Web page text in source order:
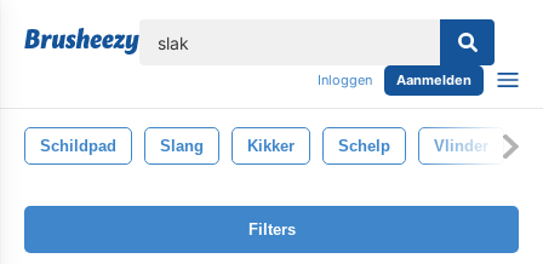
Inloggen Aanmelden
Schildpad Slang Kikker Schelp Vlinder
Filters